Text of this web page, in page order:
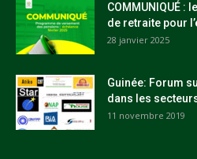
COMMUNIQUÉ :
de retraite pour
28 janvier 2025
Guinée: Forum
dans les
11 novembre 2019